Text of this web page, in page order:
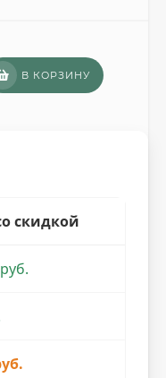
В КОРЗИНУ
скидкой